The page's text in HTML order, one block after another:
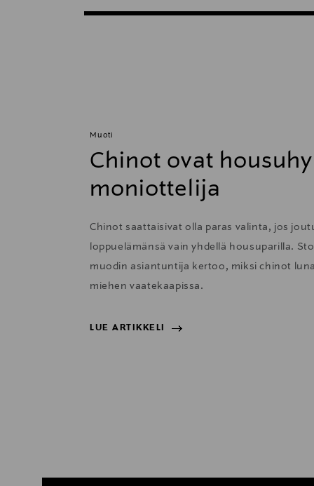
Muoti
Chinot ovat
moniottelija
Chinot saattaisivat olla paras valinta, jos
loppuelämänsä vain yhdellä housuparilla.
muodin asiantuntija kertoo, miksi chinot
miehen vaatekaapissa.
LUE ARTIKKELI